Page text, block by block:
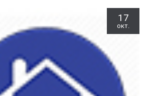
17
окт.